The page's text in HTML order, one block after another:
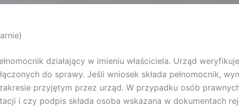
działający w imieniu właściciela. Urząd
do sprawy. Jeśli wniosek składa pełnomocnik,
przyjętym przez urząd. W przypadku osób
i czy podpis składa osoba wskazana w dokumentach